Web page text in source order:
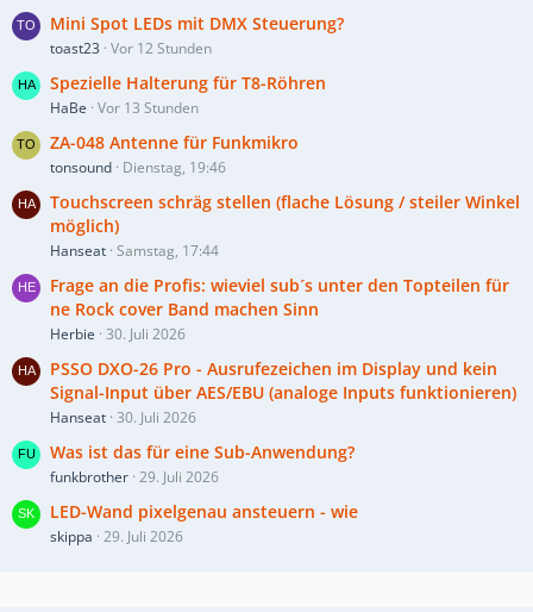
Mini Spot LEDs mit DMX Steuerung?
toast23 Vor 12 Stunden
Spezielle Halterung für T8-Röhren
HaBe Vor 13 Stunden
ZA-048 Antenne für Funkmikro
tonsound Dienstag, 19:46
Touchscreen schräg stellen (flache Lösung / steiler Winkel
möglich)
Hanseat Samstag, 17:44
Frage an die Profis: wieviel sub´s unter den Topteilen für
ne Rock cover Band machen Sinn
Herbie 30. Juli 2026
PSSO DXO-26 Pro - Ausrufezeichen im Display und kein
Signal-Input über AES/EBU (analoge Inputs funktionieren)
Hanseat 30. Juli 2026
Was ist das für eine Sub-Anwendung?
funkbrother 29. Juli 2026
LED-Wand pixelgenau ansteuern - wie
skippa 29. Juli 2026